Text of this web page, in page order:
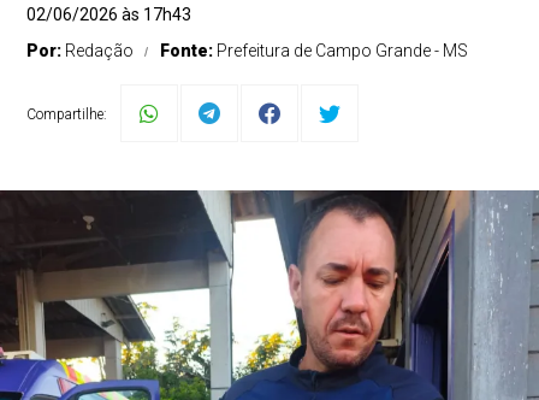
02/06/2026 às 17h43
Por: Redação Fonte: Prefeitura de Campo Grande - MS
Compartilhe: